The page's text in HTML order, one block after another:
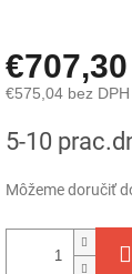
€707,30
€575,04 bez DPH
cena:
5-10
Môžeme doručiť